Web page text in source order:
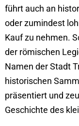
führt auch an
oder zumindest
Kauf zu nehmen.
der römischen
Namen der Stadt
historischen
präsentiert und
Geschichte des